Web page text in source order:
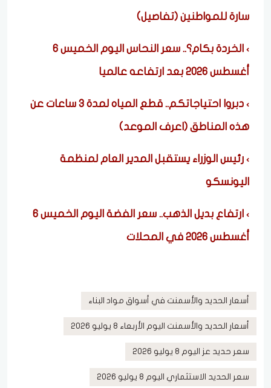
سارة للمواطنين (تفاصيل)
الخردة بكام؟.. سعر النحاس اليوم الخميس 6
أغسطس 2026 بعد ارتفاعه عالميا
دبروا احتياجاتكم.. قطع المياه لمدة 3 ساعات عن
هذه المناطق (اعرف الموعد)
رئيس الوزراء يستقبل المدير العام لمنظمة
اليونسكو
ارتفاع بديل الذهب.. سعر الفضة اليوم الخميس 6
أغسطس 2026 في المحلات
أسعار الحديد والأسمنت في أسواق مواد البناء
أسعار الحديد والأسمنت اليوم الأربعاء 8 يوليو 2026
سعر حديد عز اليوم 8 يوليو 2026
سعر الحديد الاستثماري اليوم 8 يوليو 2026